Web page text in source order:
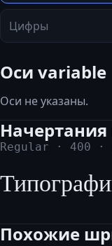
Цифры
Оси variable
Оси не указаны.
Regular · 400 ·
Похожие